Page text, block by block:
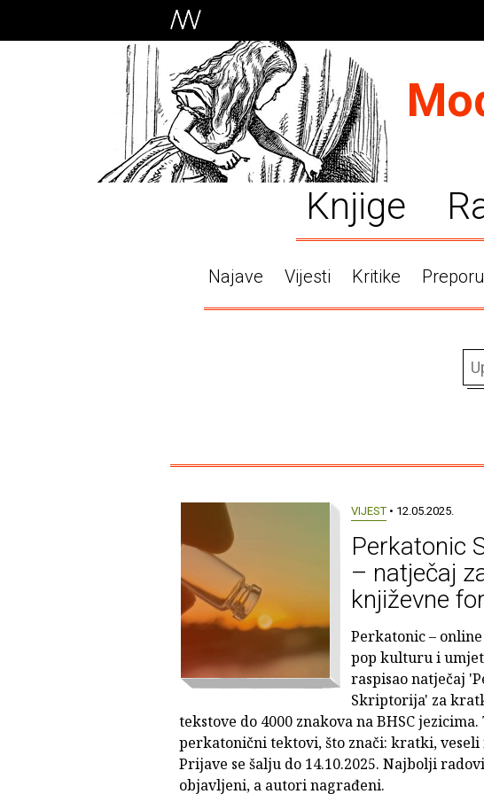
Knjige
Najave Vijesti Kritike
VIJEST • 12.05.2025.
Perkatonic
– natječaj
književne
Perkatonic –
pop kulturu i
raspisao natječaj
Skriptorija' za
tekstove do 4000 znakova na BHSC jezicima.
perkatonični tektovi, što znači: kratki,
Prijave se šalju do 14.10.2025. Najbolji
objavljeni, a autori nagrađeni.